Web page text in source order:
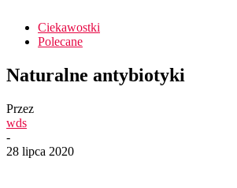
Ciekawostki
Polecane
Naturalne antybiotyki
Przez
wds
-
28 lipca 2020